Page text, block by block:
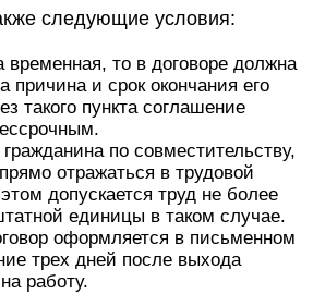
следующие условия:
временная, то в договоре должна
причина и срок окончания его
такого пункта соглашение
по совместительству,
отражаться в трудовой
допускается труд не более
единицы в таком случае.
оформляется в письменном
трех дней после выхода
работу.